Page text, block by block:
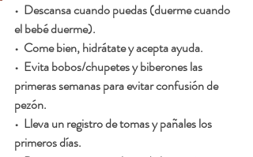
•  Descansa cuando puedas (duerme cuando
el bebé duerme).
•  Come bien, hidrátate y acepta ayuda.
•  Evita bobos/chupetes y biberones las
primeras semanas para evitar confusión de
pezón.
•  Lleva un registro de tomas y pañales los
primeros días.